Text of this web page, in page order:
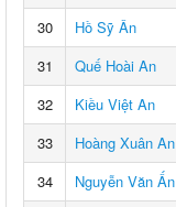
30 Hồ Sỹ Ân
31
Quế Hoài An
32
Kiều Việt An
33
Hoàng Xuân An
34
Nguyễn Văn Ấn